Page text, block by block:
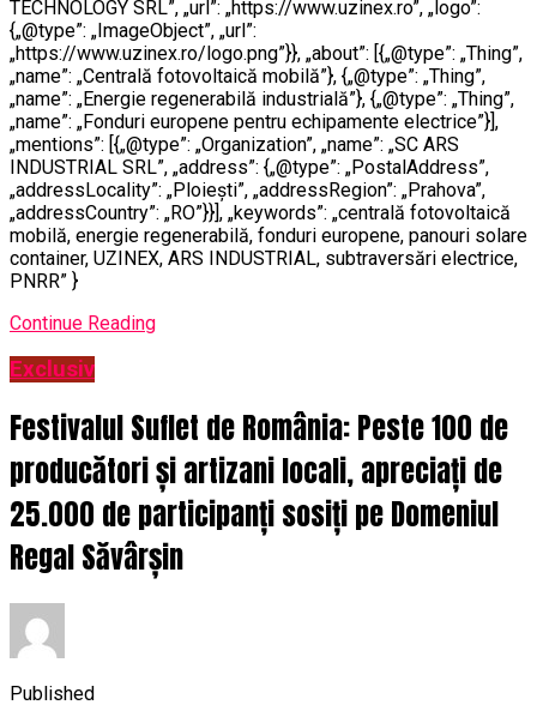
TECHNOLOGY SRL”, „url”: „https://www.uzinex.ro”, „logo”:
{„@type”: „ImageObject”, „url”:
„https://www.uzinex.ro/logo.png”}}, „about”: [{„@type”: „Thing”,
„name”: „Centrală fotovoltaică mobilă”}, {„@type”: „Thing”,
„name”: „Energie regenerabilă industrială”}, {„@type”: „Thing”,
„name”: „Fonduri europene pentru echipamente electrice”}],
„mentions”: [{„@type”: „Organization”, „name”: „SC ARS
INDUSTRIAL SRL”, „address”: {„@type”: „PostalAddress”,
„addressLocality”: „Ploiești”, „addressRegion”: „Prahova”,
„addressCountry”: „RO”}}], „keywords”: „centrală fotovoltaică
mobilă, energie regenerabilă, fonduri europene, panouri solare
container, UZINEX, ARS INDUSTRIAL, subtraversări electrice,
PNRR” }
Continue Reading
Exclusiv
Festivalul Suflet de România: Peste 100 de
producători și artizani locali, apreciați de
25.000 de participanți sosiți pe Domeniul
Regal Săvârșin
Published